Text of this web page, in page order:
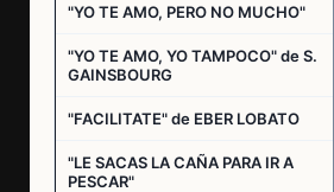
"YO TE AMO, PERO NO MUCHO"
"YO TE AMO, YO TAMPOCO" de S.
GAINSBOURG
"FACILITATE" de EBER LOBATO
"LE SACAS LA CAÑA PARA IR A
PESCAR"